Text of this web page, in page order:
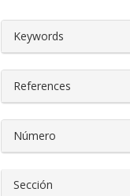
Keywords
References
Número
Sección